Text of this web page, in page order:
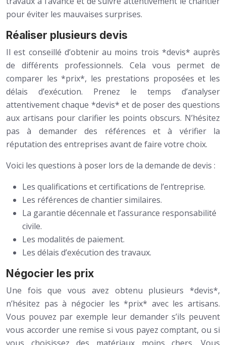
pour éviter les mauvaises surprises.
Réaliser plusieurs devis
Il est conseillé d’obtenir au moins trois *devis* auprès
de différents professionnels. Cela vous permet de
comparer les *prix*, les prestations proposées et les
délais d’exécution. Prenez le temps d’analyser
attentivement chaque *devis* et de poser des questions
aux artisans pour clarifier les points obscurs. N’hésitez
pas à demander des références et à vérifier la
réputation des entreprises avant de faire votre choix.
Voici les questions à poser lors de la demande de devis :
Les qualifications et certifications de l’entreprise.
Les références de chantier similaires.
La garantie décennale et l’assurance responsabilité
civile.
Les modalités de paiement.
Les délais d’exécution des travaux.
Négocier les prix
Une fois que vous avez obtenu plusieurs *devis*,
n’hésitez pas à négocier les *prix* avec les artisans.
Vous pouvez par exemple leur demander s’ils peuvent
vous accorder une remise si vous payez comptant, ou si